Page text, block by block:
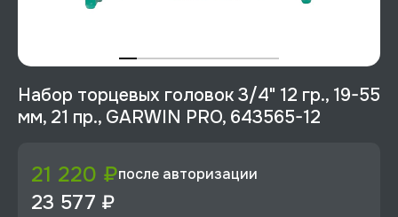
Набор торцевых головок 3/4" 12 гр., 19-55
мм, 21 пр., GARWIN PRO, 643565-12
21 220 ₽после авторизации
23 577 ₽